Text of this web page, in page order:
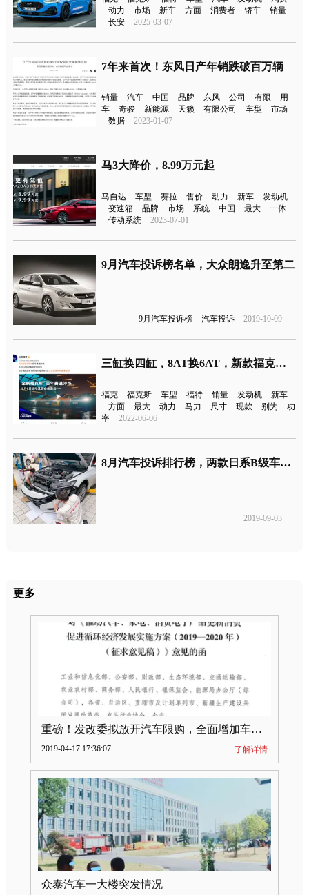
动力
市场 新车 方面 消费者 轿车
销量
长安
2025-03-07
7年来首次！东风日产年销跌破百万辆
销量 汽车 中国 品牌 东风 公司 有限
用
车
奇骏 新能源 天籁 有限公司 车型
市场
数据
2023-01-07
马3大降价，8.99万元起
马自达 车型 赛拉 售价 动力 新车
发动机
变速箱
品牌 市场 系统 中国 最大
一体
传动系统
2023-07-01
9月汽车投诉榜名单，大众朗逸升至第二
9月汽车投诉榜 汽车投诉 2019-10-09
三缸换四缸，8AT换6AT，新款福克斯又火了！
福克 福克斯 车型 福特 销量 发动机
新车
方面
最大 动力 马力 尺寸 现款 别为
功
率
2022-06-06
8月汽车投诉排行榜，两款日系B级车投诉量飙升
2019-09-03
更多
重磅！发改委拟放开汽车限购，全面增加车牌指标
2019-04-17 17:36:07 了解详情
众泰汽车一大楼突发情况